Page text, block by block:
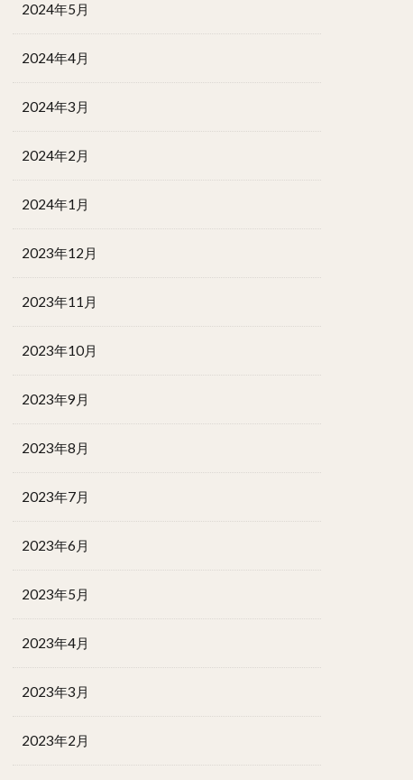
2024年5月
2024年4月
2024年3月
2024年2月
2024年1月
2023年12月
2023年11月
2023年10月
2023年9月
2023年8月
2023年7月
2023年6月
2023年5月
2023年4月
2023年3月
2023年2月